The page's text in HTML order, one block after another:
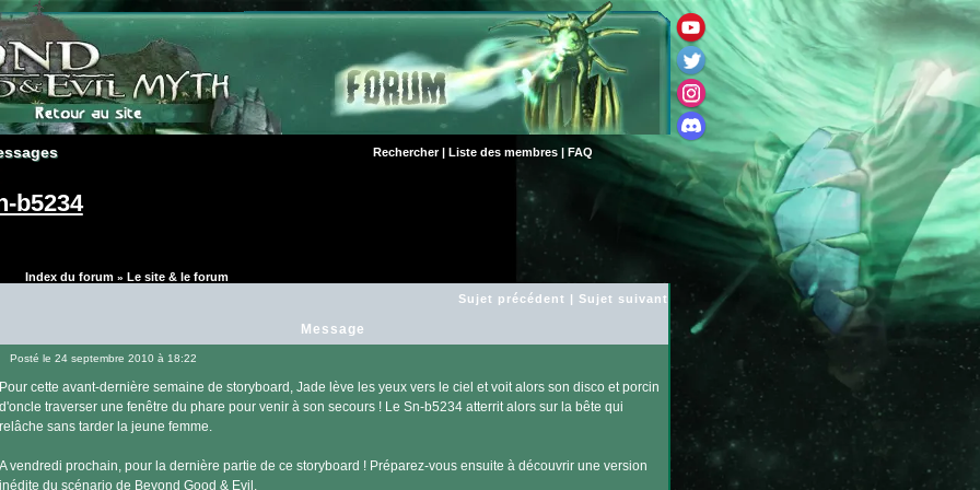
Rechercher| Liste des membres| FAQ
b5234
Index du forum» Le site & le forum
Sujet précédent | Sujet suivant
Message
Posté le 24 septembre 2010 à 18:22
Pour cette avant-dernière semaine de storyboard, Jade lève les yeux vers le ciel et voit alors son disco et porcin
d'oncle traverser une fenêtre du phare pour venir à son secours ! Le Sn-b5234 atterrit alors sur la bête qui
relâche sans tarder la jeune femme.
A vendredi prochain, pour la dernière partie de ce storyboard ! Préparez-vous ensuite à découvrir une version
inédite du scénario de Beyond Good & Evil.